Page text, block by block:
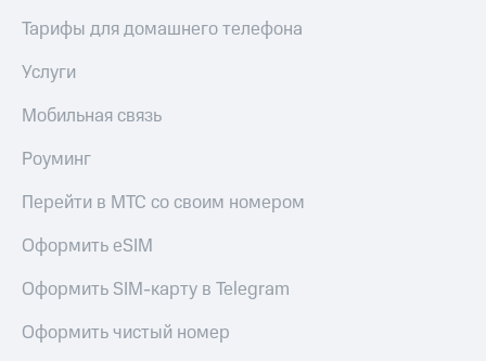
Еврооблигации-2023
Уведомление
облигаций
Реквизиты
развитие
На главную
Тарифы для домашнего телефона
Услуги
Мобильная связь
Роуминг
Перейти в МТС со своим номером
Оформить eSIM
Оформить SIM-карту в Telegram
Оформить чистый номер